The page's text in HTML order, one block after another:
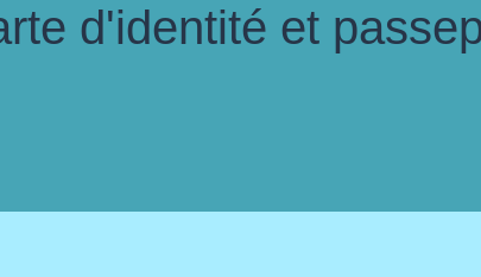
d'identité et